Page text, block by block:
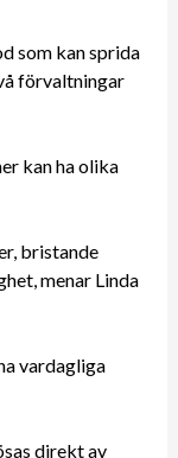
som kan sprida
förvaltningar
kan ha olika
bristande
menar Linda
vardagliga
direkt av